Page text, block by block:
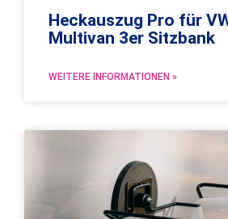
Heckauszug Pro für
Multivan 3er Sitzbank
WEITERE INFORMATIONEN »